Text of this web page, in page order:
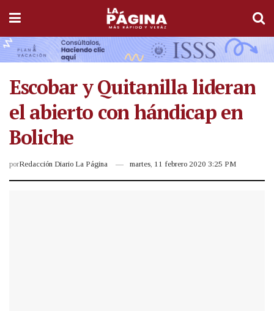
Escobar y Quitanilla lideran
el abierto con hándicap en
Boliche
porRedacción Diario La Página martes, 11 febrero 2020 3:25 PM